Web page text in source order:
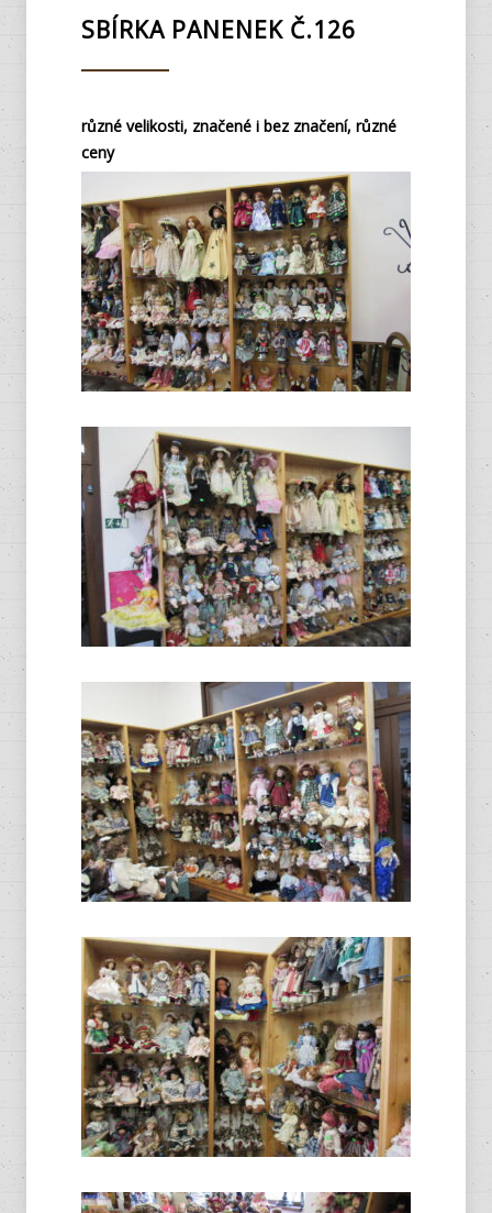
SBÍRKA PANENEK Č.126
různé velikosti, značené i bez značení, různé
ceny